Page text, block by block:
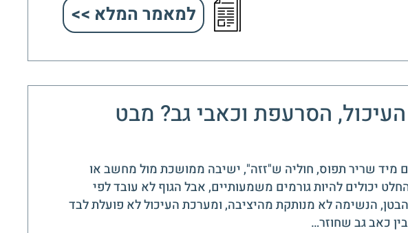
למאמר המלא >>
הסרעפת וכאבי גב? מבט
מיד שריר תפוס, חוליה ש"זזה", ישיבה ממושכת מול מחשב או
יכולים להיות גורמים משמעותיים, אבל הגוף לא עובד לפי
הנשימה לא מנותקת מהיציבה, ומערכת העיכול לא פועלת לבד
כאב גב שחוזר…